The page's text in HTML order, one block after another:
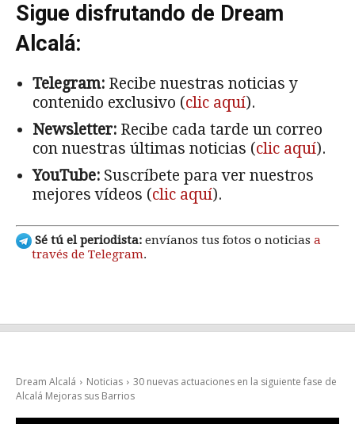
Sigue disfrutando de Dream
Alcalá:
Telegram: Recibe nuestras noticias y
contenido exclusivo (clic aquí).
Newsletter: Recibe cada tarde un correo
con nuestras últimas noticias (clic aquí).
YouTube: Suscríbete para ver nuestros
mejores vídeos (clic aquí).
Sé tú el periodista: envíanos tus fotos o noticias a
través de Telegram.